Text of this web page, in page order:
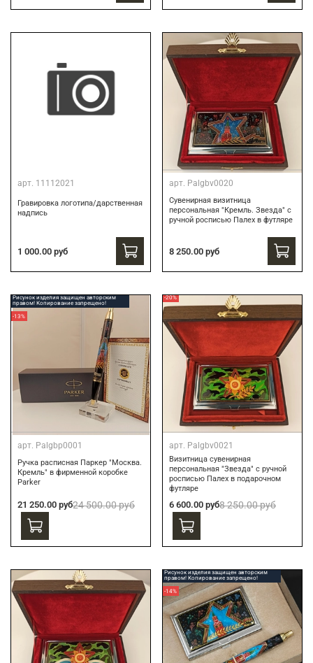
арт. 11112021
Гравировка логотипа/дарственная
надпись
1 000.00 руб
арт. Palgbv0020
Сувенирная визитница
персональная "Кремль. Звезда" с
ручной росписью Палех в футляре
8 250.00 руб
Рисунок изделия защищен авторским
правом! Копирование запрещено!
-13%
арт. Palgbp0001
Ручка расписная Паркер "Москва.
Кремль" в фирменной коробке
Parker
21 250.00 руб24 500.00 руб
-20%
арт. Palgbv0021
Визитница сувенирная
персональная "Звезда" с ручной
росписью Палех в подарочном
футляре
6 600.00 руб8 250.00 руб
Рисунок изделия защищен авторским
правом! Копирование запрещено!
-14%